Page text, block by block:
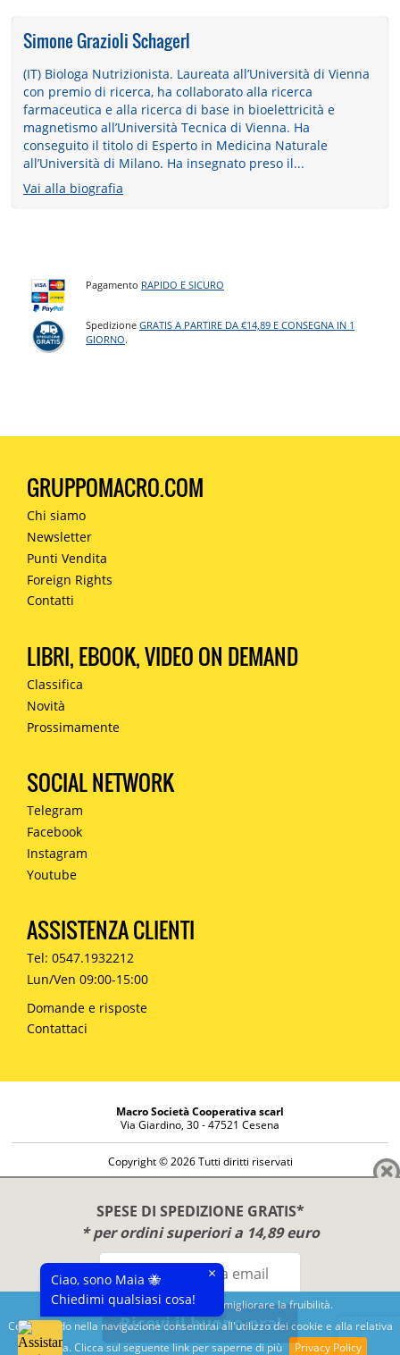
Questo sito utilizza cookies per migliorare la fruibilità.
Continuando nella navigazione consentirai all'utilizzo dei cookie e alla relativa
politica. Clicca sul seguente link per saperne di più
Privacy Policy
SPESE DI SPEDIZIONE GRATIS*
* per ordini superiori a 14,89 euro
Ricevi il buono ora!
Simone Grazioli Schagerl
(IT) Biologa Nutrizionista. Laureata all’Università di Vienna
con premio di ricerca, ha collaborato alla ricerca
farmaceutica e alla ricerca di base in bioelettricità e
magnetismo all’Università Tecnica di Vienna. Ha
conseguito il titolo di Esperto in Medicina Naturale
all’Università di Milano. Ha insegnato preso il...
Vai alla biografia
Pagamento RAPIDO E SICURO
SpedizioneGRATIS A PARTIRE DA €14,89 E CONSEGNA IN 1
GIORNO.
GRUPPOMACRO.COM
Chi siamo
Newsletter
Punti Vendita
Foreign Rights
Contatti
LIBRI, EBOOK, VIDEO ON DEMAND
Classifica
Novità
Prossimamente
SOCIAL NETWORK
Telegram
Facebook
Instagram
Youtube
ASSISTENZA CLIENTI
Tel: 0547.1932212
Lun/Ven 09:00-15:00
Domande e risposte
Contattaci
Macro Società Cooperativa scarl
Via Giardino, 30 - 47521 Cesena
Copyright © 2026 Tutti diritti riservati
Diritto di reso
Disclaimer
Privacy Policy
Benessere e conoscenza dal 1987
Sviluppato daNimaia
Ciao, sono Maia 🐝
Chiedimi qualsiasi cosa!
×